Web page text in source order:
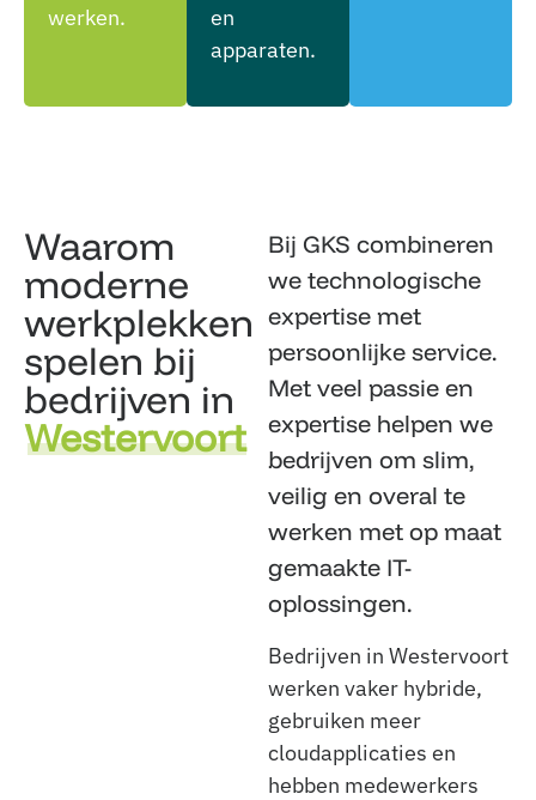
werken.
en
apparaten.
Waarom
moderne
werkplekken
spelen bij
bedrijven in
Westervoort
Bij GKS combineren
we technologische
expertise met
persoonlijke service.
Met veel passie en
expertise helpen we
bedrijven om slim,
veilig en overal te
werken met op maat
gemaakte IT-
oplossingen.
Bedrijven in Westervoort
werken vaker hybride,
gebruiken meer
cloudapplicaties en
hebben medewerkers